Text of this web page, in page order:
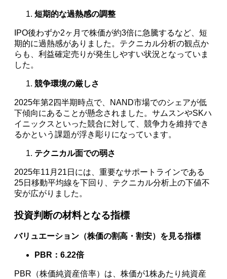
短期的な過熱感の調整
IPO後わずか2ヶ月で株価が約3倍に急騰するなど、短
期的に過熱感がありました。テクニカル分析の観点か
らも、利益確定売りが発生しやすい状況となっていま
した。
競争環境の厳しさ
2025年第2四半期時点で、NAND市場でのシェアが低
下傾向にあることが懸念されました。サムスンやSKハ
イニックスといった競合に対して、競争力を維持でき
るかという課題が浮き彫りになっています。
テクニカル面での弱さ
2025年11月21日には、重要なサポートラインである
25日移動平均線を下回り、テクニカル分析上の下値不
安が広がりました。
投資判断の材料となる指標
バリュエーション（株価の割高・割安）を見る指標
PBR：6.22倍
PBR（株価純資産倍率）は、株価が1株あたり純資産